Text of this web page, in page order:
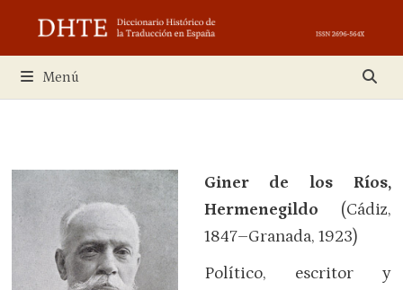
contenido
Menú
Giner de los Ríos,
Hermenegildo (Cádiz,
1847–Granada, 1923)
Político, escritor y